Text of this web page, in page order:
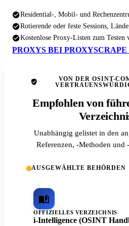
Residential-, Mobil- und
Rotierende oder feste Sessions,
Kostenlose Proxy-Listen zum Testen
PROXYS BEI
VON DER OSINT-
Empfohlen von
Unabhängig gelistet in den
Referenzen, -Methoden und
AUSGEWÄHLTE BEHÖRDEN
OFFIZIELLES VERZEICHNIS
i-Intelligence (OSINT